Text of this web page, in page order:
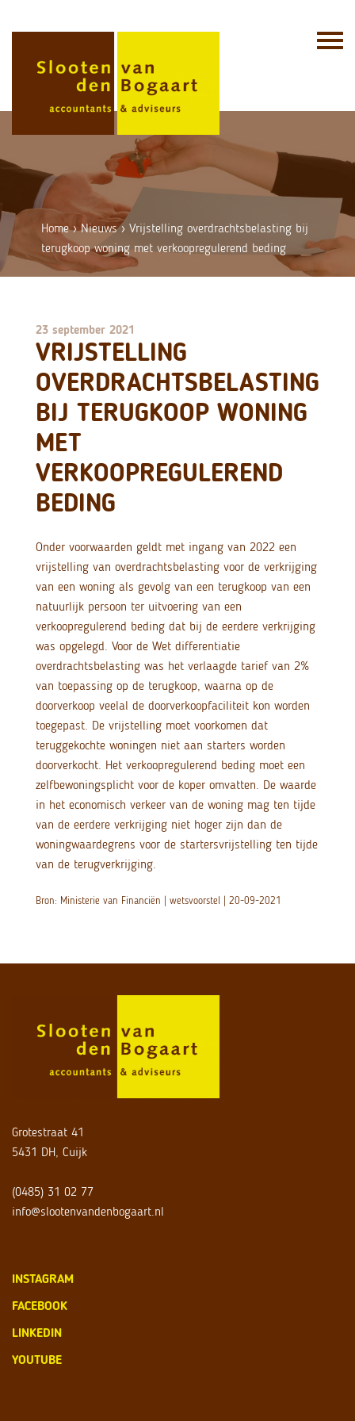
Home›Nieuws›Vrijstelling overdrachtsbelasting bij
terugkoop woning met verkoopregulerend beding
23 september 2021
VRIJSTELLING
OVERDRACHTSBELASTING
BIJ TERUGKOOP WONING
MET
VERKOOPREGULEREND
BEDING
Onder voorwaarden geldt met ingang van 2022 een
vrijstelling van overdrachtsbelasting voor de verkrijging
van een woning als gevolg van een terugkoop van een
natuurlijk persoon ter uitvoering van een
verkoopregulerend beding dat bij de eerdere verkrijging
was opgelegd. Voor de Wet differentiatie
overdrachtsbelasting was het verlaagde tarief van 2%
van toepassing op de terugkoop, waarna op de
doorverkoop veelal de doorverkoopfaciliteit kon worden
toegepast. De vrijstelling moet voorkomen dat
teruggekochte woningen niet aan starters worden
doorverkocht. Het verkoopregulerend beding moet een
zelfbewoningsplicht voor de koper omvatten. De waarde
in het economisch verkeer van de woning mag ten tijde
van de eerdere verkrijging niet hoger zijn dan de
woningwaardegrens voor de startersvrijstelling ten tijde
van de terugverkrijging.
Bron: Ministerie van Financiën | wetsvoorstel | 20-09-2021
Grotestraat 41
5431 DH, Cuijk
(0485) 31 02 77
info@slootenvandenbogaart.nl
INSTAGRAM
FACEBOOK
LINKEDIN
YOUTUBE